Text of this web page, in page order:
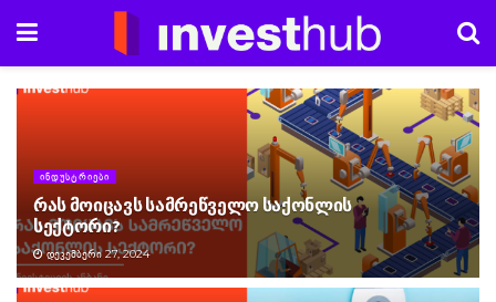
ᲘᲜᲓᲣᲡᲢᲠᲘᲔᲑᲘ
რას მოიცავს სამრეწველო საქონლის
სექტორი?
ᲓᲔᲙᲔᲛᲑᲔᲠᲘ 27, 2024